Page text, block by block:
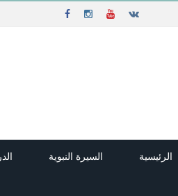
الرئيسية السيرة النبوية